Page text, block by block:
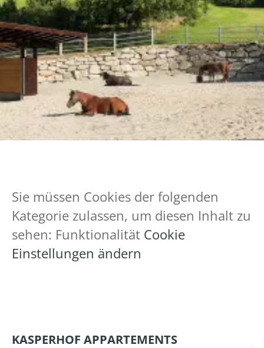
Unser Aktivstall: ein Pferdestall für
glückliche Pferde.
mehr erfahren
Sie müssen Cookies der folgenden
Kategorie zulassen, um diesen Inhalt zu
sehen: Funktionalität Cookie
Einstellungen ändern
KASPERHOF APPARTEMENTS